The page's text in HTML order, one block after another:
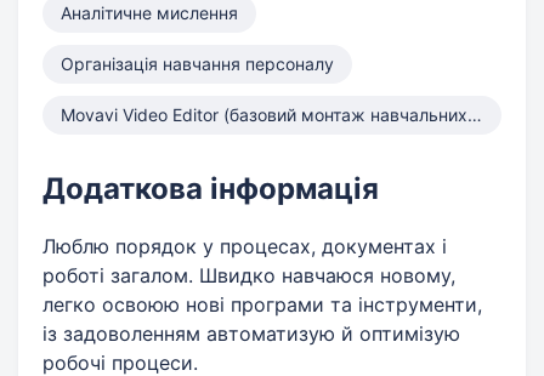
Аналітичне мислення
Організація навчання персоналу
Movavi Video Editor (базовий монтаж навчальних відео)
Додаткова інформація
Люблю порядок у процесах, документах і
роботі загалом. Швидко навчаюся новому,
легко освоюю нові програми та інструменти,
із задоволенням автоматизую й оптимізую
робочі процеси.